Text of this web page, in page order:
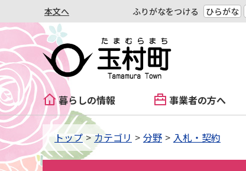
本文へ ふりがなをつける ひらがな
暮らしの情報 事業者の方へ
トップ カテゴリ 分野 入札・契約